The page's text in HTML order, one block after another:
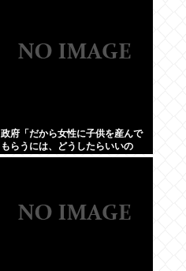
政府「だから女性に子供を産んで
もらうには、どうしたらいいの
よ;;」